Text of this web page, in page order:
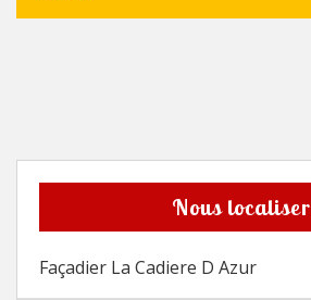
Nous localiser
Façadier La Cadiere D Azur